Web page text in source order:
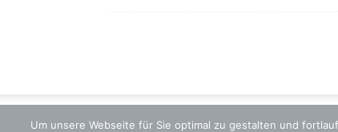
Um unsere Webseite für Sie optimal zu gestalten und